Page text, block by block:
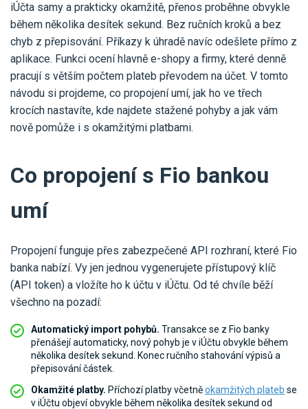
Online účetnictví
Online daňová evidence
Online fakturace
Propojení s bankou
Účetní a manažerské reporty
One Stop Shop (OSS)
Ceník
Účetní služby
Pro uživatele iÚčto
Poptávka účetních služeb
Pro koho je určené
Pro živnostníky
VYZKOUŠET ZDARMA PŘIHLÁSIT SE
iÚčta samy a prakticky okamžitě, přenos proběhne obvykle
během několika desítek sekund. Bez ručních kroků a bez
chyb z přepisování. Příkazy k úhradě navíc odešlete přímo z
aplikace. Funkci ocení hlavně e-shopy a firmy, které denně
pracují s větším počtem plateb převodem na účet. V tomto
návodu si projdeme, co propojení umí, jak ho ve třech
krocích nastavíte, kde najdete stažené pohyby a jak vám
nově pomůže i s okamžitými platbami.
Co propojení s Fio bankou
umí
Propojení funguje přes zabezpečené API rozhraní, které Fio
banka nabízí. Vy jen jednou vygenerujete přístupový klíč
(API token) a vložíte ho k účtu v iÚčtu. Od té chvíle běží
všechno na pozadí:
Automatický import pohybů. Transakce se z Fio banky
přenášejí automaticky, nový pohyb je v iÚčtu obvykle během
několika desítek sekund. Konec ručního stahování výpisů a
přepisování částek.
Okamžité platby. Příchozí platby včetněokamžitých plateb se
v iÚčtu objeví obvykle během několika desítek sekund od